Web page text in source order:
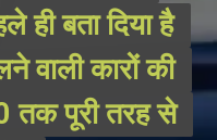
ही बता दिया है
वाली कारों की
तक पूरी तरह से
ही बता दिया है
वाली कारों की
तक पूरी तरह से